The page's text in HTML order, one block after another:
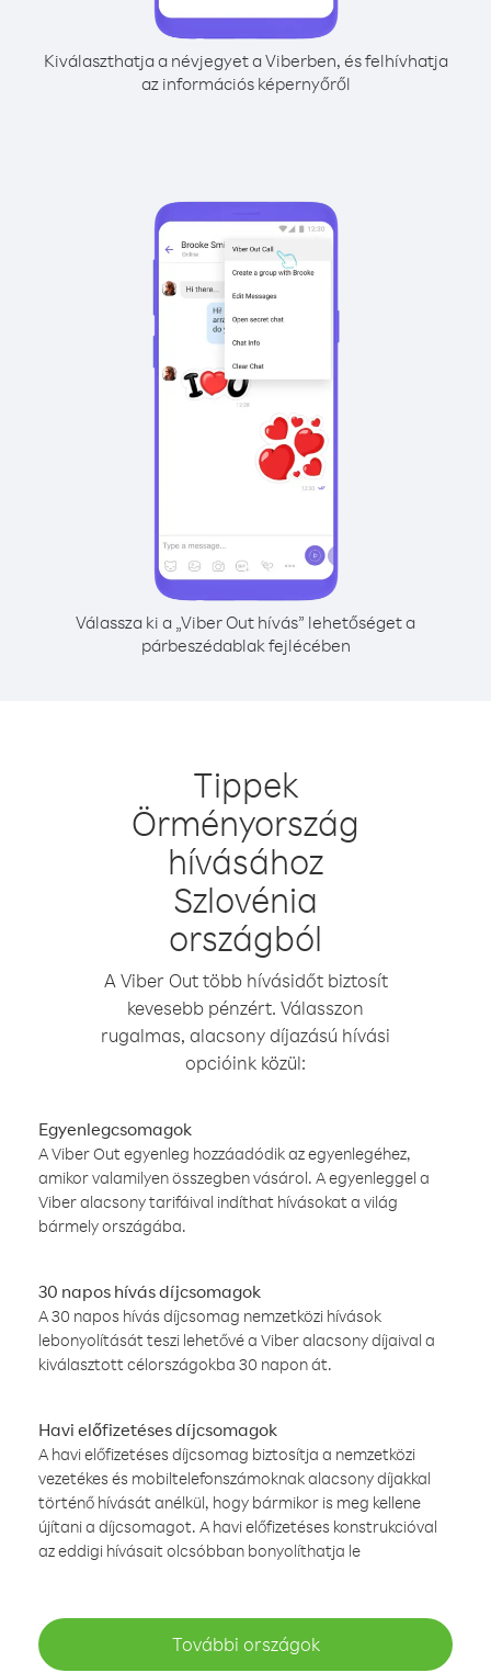
Kiválaszthatja a névjegyet a Viberben, és felhívhatja
az információs képernyőről
Válassza ki a „Viber Out hívás” lehetőséget a
párbeszédablak fejlécében
Tippek
Örményország
hívásához
Szlovénia
országból
A Viber Out több hívásidőt biztosít
kevesebb pénzért. Válasszon
rugalmas, alacsony díjazású hívási
opcióink közül:
Egyenlegcsomagok
A Viber Out egyenleg hozzáadódik az egyenlegéhez,
amikor valamilyen összegben vásárol. A egyenleggel a
Viber alacsony tarifáival indíthat hívásokat a világ
bármely országába.
30 napos hívás díjcsomagok
A 30 napos hívás díjcsomag nemzetközi hívások
lebonyolítását teszi lehetővé a Viber alacsony díjaival a
kiválasztott célországokba 30 napon át.
Havi előfizetéses díjcsomagok
A havi előfizetéses díjcsomag biztosítja a nemzetközi
vezetékes és mobiltelefonszámoknak alacsony díjakkal
történő hívását anélkül, hogy bármikor is meg kellene
újítani a díjcsomagot. A havi előfizetéses konstrukcióval
az eddigi hívásait olcsóbban bonyolíthatja le
További országok